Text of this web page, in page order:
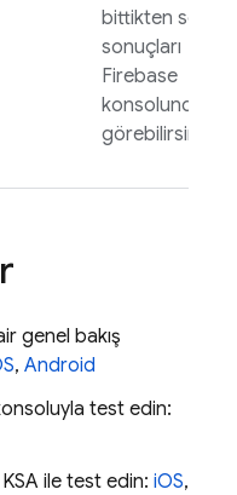
bittikten sonra,
sonuçları
Firebase
konsolunda
görebilirsiniz.
genel bakış
, Android
test edin:
ile test edin: iOS,